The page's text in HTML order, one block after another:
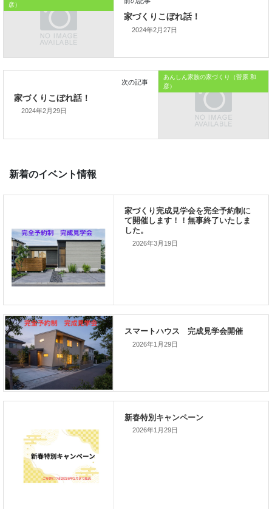
おうちのはなしからでした
では、では。
ご家族が幸せになるお手伝いをする」
私の使命です。
彦）
前の記事
家づくりこぼれ話！
2024年2月27日
あんしん家族の家づくり（菅原 和
彦）
次の記事
家づくりこぼれ話！
2024年2月29日
新着のイベント情報
2026年3月19日
2026年1月29日
2026年1月29日